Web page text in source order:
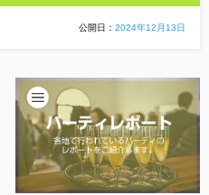
公開日： 2024年12月13日